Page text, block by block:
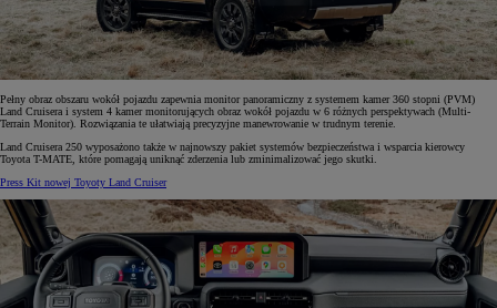
Pełny obraz obszaru wokół pojazdu zapewnia monitor panoramiczny z systemem kamer 360 stopni (PVM)
Land Cruisera i system 4 kamer monitorujących obraz wokół pojazdu w 6 różnych perspektywach (Multi-
Terrain Monitor). Rozwiązania te ułatwiają precyzyjne manewrowanie w trudnym terenie.
Land Cruisera 250 wyposażono także w najnowszy pakiet systemów bezpieczeństwa i wsparcia kierowcy
Toyota T-MATE, które pomagają uniknąć zderzenia lub zminimalizować jego skutki.
Press Kit nowej Toyoty Land Cruiser